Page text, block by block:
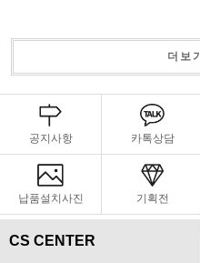
더보기
공지사항 카톡상담
납품설치사진 기획전
CS CENTER